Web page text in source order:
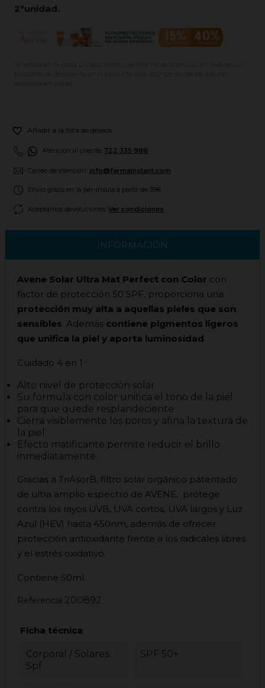
2ªunidad.
 Añadir a la lista de deseos
Atención al cliente: 722 335 988
Correo de atención: info@farmainstant.com
Envío gratis en la península a partir de 59€
Aceptamos devoluciones. Ver condiciones
INFORMACIÓN
Avene Solar Ultra Mat Perfect con Color con
factor de protección 50 SPF, proporciona una
protección muy alta a aquellas pieles que son
sensibles. Además contiene pigmentos ligeros
que unifica la piel y aporta luminosidad.
Cuidado 4 en 1 :
Alto nivel de protección solar
Su formula con color unifica el tono de la piel
para que quede resplandeciente
Cierra visiblemente los poros y afina la textura de
la piel
Efecto matificante permite reducir el brillo
inmediatamente.
Gracias a TriAsorB, filtro solar orgánico patentado
de ultra amplio espectro de AVENE, protege
contra los rayos UVB, UVA cortos, UVA largos y Luz
Azul (HEV) hasta 450nm, además de ofrecer
protección antioxidante frente a los radicales libres
y el estrés oxidativo.
Contiene 50ml.
Referencia 200892
Ficha técnica
Corporal / Solares:
Spf
SPF 50+